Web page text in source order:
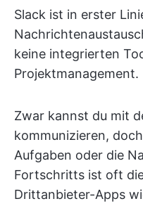
Slack ist in erster
keine integrierten
Projektmanagement.
Zwar kannst du mit
kommunizieren,
Aufgaben oder die
Fortschritts ist oft
Drittanbieter-Apps